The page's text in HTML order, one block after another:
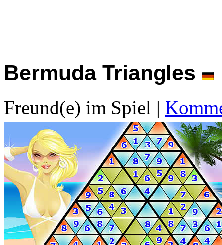
Bermuda Triangles
Freund(e) im Spiel |